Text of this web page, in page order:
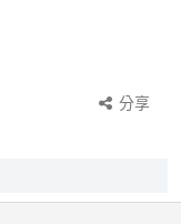
分享